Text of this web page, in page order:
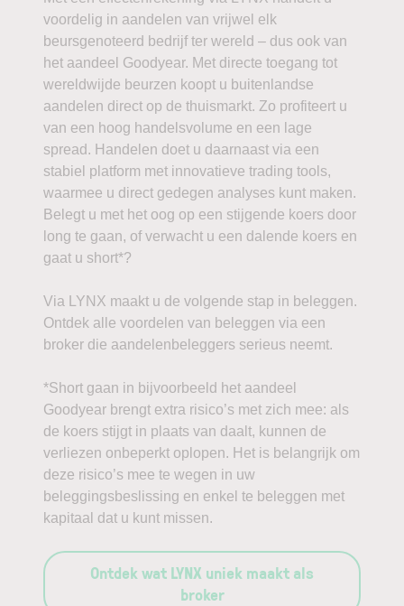
voordelig in aandelen van vrijwel elk
beursgenoteerd bedrijf ter wereld – dus ook van
het aandeel Goodyear. Met directe toegang tot
wereldwijde beurzen koopt u buitenlandse
aandelen direct op de thuismarkt. Zo profiteert u
van een hoog handelsvolume en een lage
spread. Handelen doet u daarnaast via een
stabiel platform met innovatieve trading tools,
waarmee u direct gedegen analyses kunt maken.
Belegt u met het oog op een stijgende koers door
long te gaan, of verwacht u een dalende koers en
gaat u short*?
Via LYNX maakt u de volgende stap in beleggen.
Ontdek alle voordelen van beleggen via een
broker die aandelenbeleggers serieus neemt.
*Short gaan in bijvoorbeeld het aandeel
Goodyear brengt extra risico’s met zich mee: als
de koers stijgt in plaats van daalt, kunnen de
verliezen onbeperkt oplopen. Het is belangrijk om
deze risico’s mee te wegen in uw
beleggingsbeslissing en enkel te beleggen met
kapitaal dat u kunt missen.
Ontdek wat LYNX uniek maakt als
broker